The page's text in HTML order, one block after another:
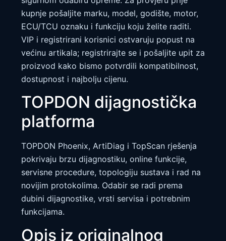
kupnje pošaljite marku, model, godište, motor,
ECU/TCU oznaku i funkciju koju želite raditi.
VIP i registrirani korisnici ostvaruju popust na
većinu artikala; registrirajte se i pošaljite upit za
proizvod kako bismo potvrdili kompatibilnost,
dostupnost i najbolju cijenu.
TOPDON dijagnostička
platforma
TOPDON Phoenix, ArtiDiag i TopScan rješenja
pokrivaju brzu dijagnostiku, online funkcije,
servisne procedure, topologiju sustava i rad na
novijim protokolima. Odabir se radi prema
dubini dijagnostike, vrsti servisa i potrebnim
funkcijama.
Opis iz originalnog